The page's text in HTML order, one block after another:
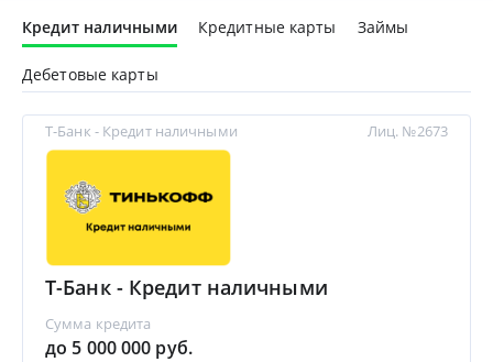
Кредит наличными Кредитные карты Займы
Дебетовые карты
Т-Банк - Кредит наличными
Т-Банк - Кредит наличными
Сумма кредита
до 5 000 000 руб.
Лиц. №2673